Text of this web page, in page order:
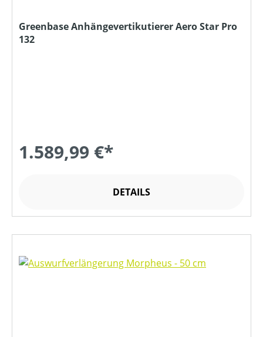
Greenbase Anhängevertikutierer Aero Star Pro
132
1.589,99 €*
DETAILS